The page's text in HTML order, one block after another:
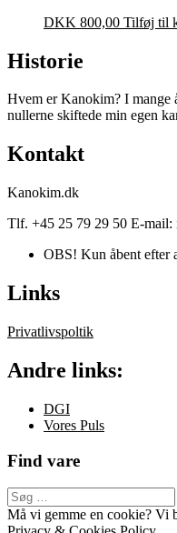
DKK 800,00 Tilføj til
Historie
Hvem er Kanokim? I mange
nullerne skiftede min egen
Kontakt
Kanokim.dk
Tlf. +45 25 79 29 50 E-
OBS! Kun åbent efter
Links
Privatlivspoltik
Andre links:
DGI
Vores Puls
Find vare
Søg
efter:
Sekundær
Må vi gemme en cookie? Vi